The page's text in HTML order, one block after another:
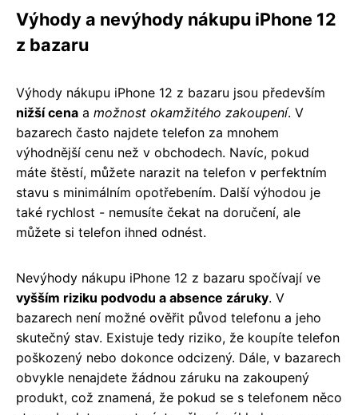
Výhody a nevýhody nákupu iPhone 12
z bazaru
Výhody nákupu iPhone 12 z bazaru jsou především
nižší cena a možnost okamžitého zakoupení. V
bazarech často najdete telefon za mnohem
výhodnější cenu než v obchodech. Navíc, pokud
máte štěstí, můžete narazit na telefon v perfektním
stavu s minimálním opotřebením. Další výhodou je
také rychlost - nemusíte čekat na doručení, ale
můžete si telefon ihned odnést.
Nevýhody nákupu iPhone 12 z bazaru spočívají ve
vyšším riziku podvodu a absence záruky. V
bazarech není možné ověřit původ telefonu a jeho
skutečný stav. Existuje tedy riziko, že koupíte telefon
poškozený nebo dokonce odcizený. Dále, v bazarech
obvykle nenajdete žádnou záruku na zakoupený
produkt, což znamená, že pokud se s telefonem něco